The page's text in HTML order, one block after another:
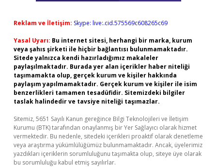
Reklam ve İletişim: Skype: live:.cid.575569c608265c69
Yasal Uyarı: Bu internet sitesi, herhangi bir marka, kurum
veya şahıs şirketi ile hiçbir bağlantısı bulunmamaktadır.
Sitede yalnızca kendi hazırladığımız makaleler
paylaşılmaktadır. Burada yer alan içerikler haber niteliği
taşımamakta olup, gerçek kurum ve kişiler hakkında
paylaşım yapılmamaktadır. Gerçek kurum ve kişiler ile isim
benzerlikleri tamamen tesadüfidir. Sitemizdeki bilgiler
taslak halindedir ve tavsiye niteliği taşımazlar.
Sitemiz, 5651 Sayılı Kanun gereğince Bilgi Teknolojileri ve İletişim
Kurumu (BTK) tarafından onaylanmış bir Yer Sağlayıcı olarak hizmet
vermektedir. Bu nedenle, sitedeki içerikleri proaktif olarak denetleme
veya araştırma yükümlülüğümüz bulunmamaktadır. Ancak, üyelerimiz
yazdıkları içeriklerin sorumluluğunu taşımakta olup, siteye üye olarak
bu sorumluluğu kabul etmiş sayılırlar.